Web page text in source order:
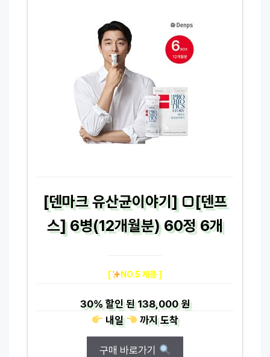
[덴마크 유산균이야기] □[덴프
스] 6병(12개월분) 60정 6개
[ NO.5 제품 ]
30%할인 된138,000 원
내일
까지도착
구매 바로가기